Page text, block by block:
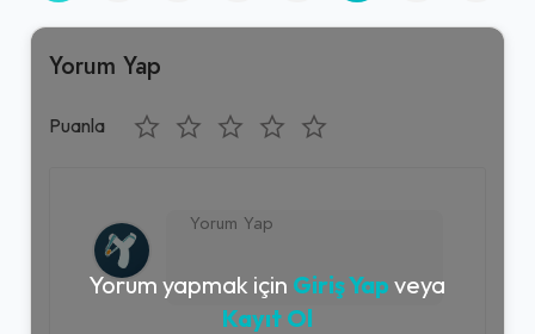
Yorum Yap
Puanla
Yorum yapmak için Giriş Yap veya
Kayıt Ol